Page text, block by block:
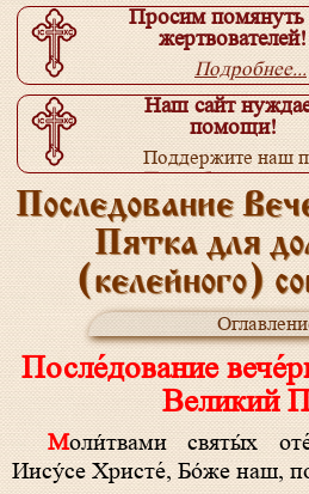
Просим
жертвователей!
Подробнее...
Наш сайт
помощи!
Поддержите наш
Подробнее...
Последование
Пятка для
(келейного)
После́дование
Великий
Моли́твами святы́х оте́ц на́ших, Го́споди
Иису́се Христе́, Бо́же наш,